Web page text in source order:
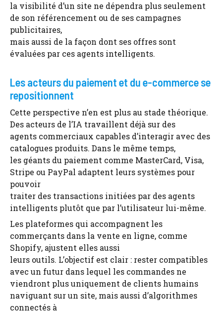
la visibilité d’un site ne dépendra plus seulement
de son référencement ou de ses campagnes
publicitaires,
mais aussi de la façon dont ses offres sont
évaluées par ces agents intelligents.
Les acteurs du paiement et du e-commerce se
repositionnent
Cette perspective n’en est plus au stade théorique.
Des acteurs de l’IA travaillent déjà sur des
agents commerciaux capables d’interagir avec des
catalogues produits. Dans le même temps,
les géants du paiement comme MasterCard, Visa,
Stripe ou PayPal adaptent leurs systèmes pour
pouvoir
traiter des transactions initiées par des agents
intelligents plutôt que par l’utilisateur lui-même.
Les plateformes qui accompagnent les
commerçants dans la vente en ligne, comme
Shopify, ajustent elles aussi
leurs outils. L’objectif est clair : rester compatibles
avec un futur dans lequel les commandes ne
viendront plus uniquement de clients humains
naviguant sur un site, mais aussi d’algorithmes
connectés à